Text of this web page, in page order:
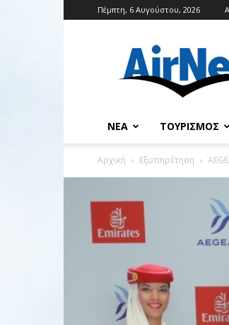
Πέμπτη, 6 Αυγούστου, 2026
ΝΈΑ ΤΟΥΡΙΣΜΌΣ
Αρχική Εξυπηρέτηση